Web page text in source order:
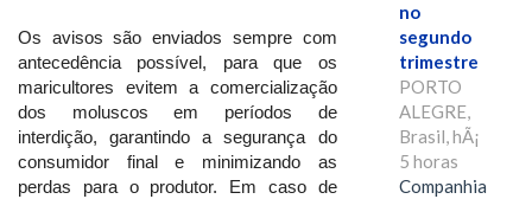
Os avisos são enviados sempre com
antecedência possível, para que os
maricultores evitem a comercialização
dos moluscos em períodos de
interdição, garantindo a segurança do
consumidor final e minimizando as
perdas para o produtor. Em caso de
no
segundo
trimestre
PORTO
ALEGRE,
Brasil, hÃ¡
5 horas
Companhia